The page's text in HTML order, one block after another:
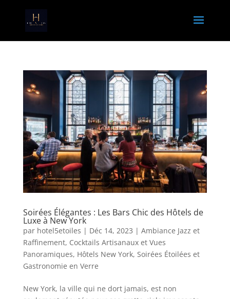
Soirées Élégantes : Les Bars Chic des Hôtels de
Luxe à New York
par hotel5etoiles | Déc 14, 2023 | Ambiance Jazz et
Raffinement, Cocktails Artisanaux et Vues
Panoramiques, Hôtels New York, Soirées Étoilées et
Gastronomie en Verre
New York, la ville qui ne dort jamais, est non